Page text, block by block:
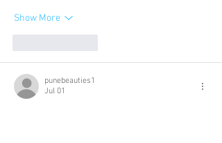
Show More
punebeauties1
Jul 01